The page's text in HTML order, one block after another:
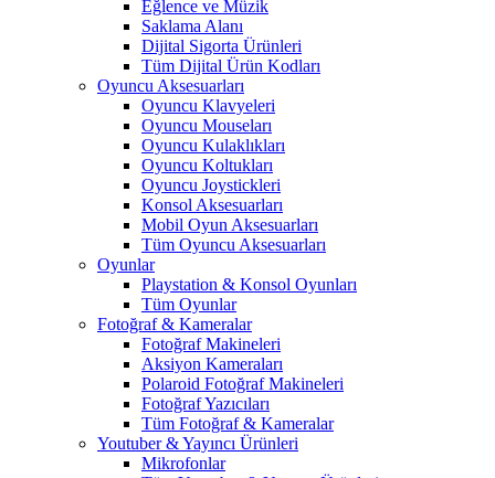
Eğlence ve Müzik
Saklama Alanı
Dijital Sigorta Ürünleri
Tüm Dijital Ürün Kodları
Oyuncu Aksesuarları
Oyuncu Klavyeleri
Oyuncu Mouseları
Oyuncu Kulaklıkları
Oyuncu Koltukları
Oyuncu Joystickleri
Konsol Aksesuarları
Mobil Oyun Aksesuarları
Tüm Oyuncu Aksesuarları
Oyunlar
Playstation & Konsol Oyunları
Tüm Oyunlar
Fotoğraf & Kameralar
Fotoğraf Makineleri
Aksiyon Kameraları
Polaroid Fotoğraf Makineleri
Fotoğraf Yazıcıları
Tüm Fotoğraf & Kameralar
Youtuber & Yayıncı Ürünleri
Mikrofonlar